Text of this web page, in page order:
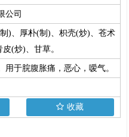
公司
)、厚朴(制)、枳壳(炒)、苍术
(炒)、甘草。
用于脘腹胀痛，恶心，嗳气。
收藏